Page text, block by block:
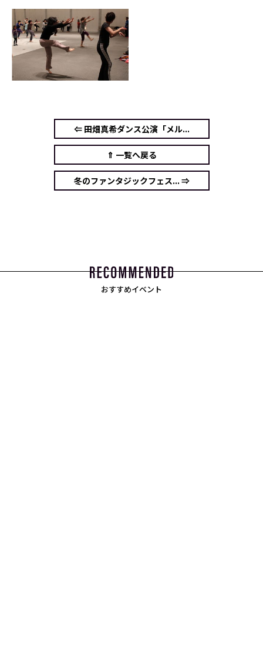
⇐ 田畑真希ダンス公演「メル...
⇑ 一覧へ戻る
冬のファンタジックフェス... ⇒
おすすめイベント